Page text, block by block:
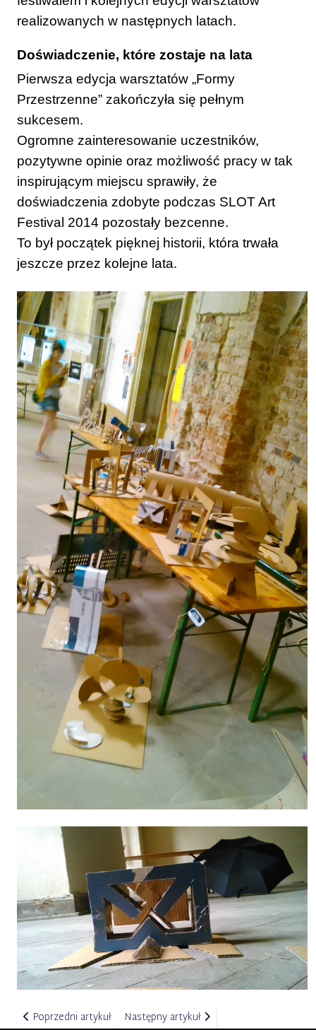
realizowanych w następnych latach.
Doświadczenie, które zostaje na lata
Pierwsza edycja warsztatów „Formy
Przestrzenne” zakończyła się pełnym
sukcesem.
Ogromne zainteresowanie uczestników,
pozytywne opinie oraz możliwość pracy w tak
inspirującym miejscu sprawiły, że
doświadczenia zdobyte podczas SLOT Art
Festival 2014 pozostały bezcenne.
To był początek pięknej historii, która trwała
jeszcze przez kolejne lata.
Poprzedni artykuł: 2 warsztaty „Formy przestrzenne" SLOT ART
Poprzedni artykuł Następny artykuł: Wernisaż wystawy
Następny artykuł